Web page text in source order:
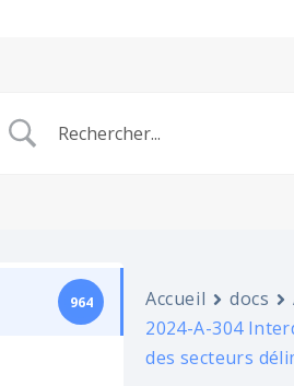
964 Accueil docs
2024-A-304
des secteurs